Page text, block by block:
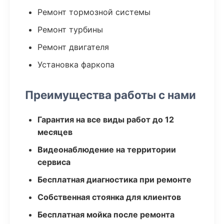
Ремонт тормозной системы
Ремонт турбины
Ремонт двигателя
Установка фаркопа
Преимущества работы с нами
Гарантия на все виды работ до 12
месяцев
Видеонаблюдение на территории
сервиса
Бесплатная диагностика при ремонте
Собственная стоянка для клиентов
Бесплатная мойка после ремонта